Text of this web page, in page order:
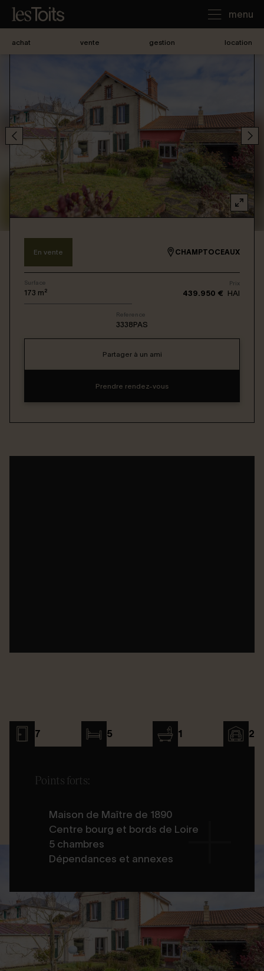
menu
Je loue
Je vends
Notre agence
Connexion / Inscription
Espace Bailleur / Locataire
achat vente gestion location
En vente CHAMPTOCEAUX
Surface
173 m²
Prix
439.950 € HAI
Reference
3338PAS
Partager à un ami
Prendre rendez-vous
7 5 1 2
Points forts:
Maison de Maître de 1890
Centre bourg et bords de Loire
5 chambres
Dépendances et annexes